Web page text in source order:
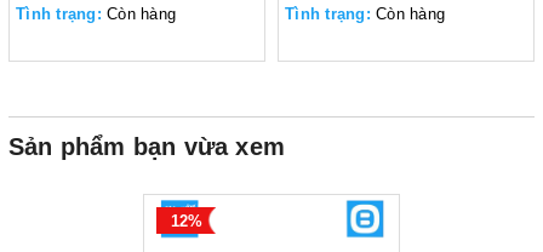
Tình trạng: Còn hàng Tình trạng: Còn hàng
Sản phẩm bạn vừa xem
12%